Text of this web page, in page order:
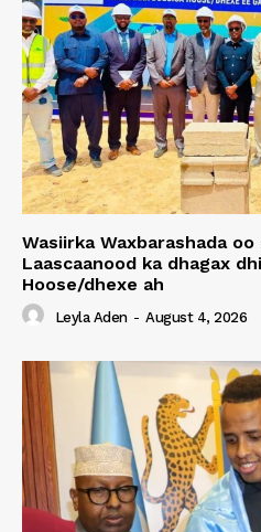
Wasiirka Waxbarashada oo
Laascaanood ka dhagax
Hoose/dhexe ah
Leyla Aden - August 4, 2026